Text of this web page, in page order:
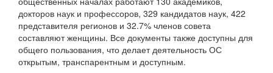
докторов наук и профессоров, 329 кандидатов наук, 422
представителя регионов и 32.7% членов совета
составляют женщины. Все документы также доступны для
общего пользования, что делает деятельность ОС
открытым, транспарентным и доступным.